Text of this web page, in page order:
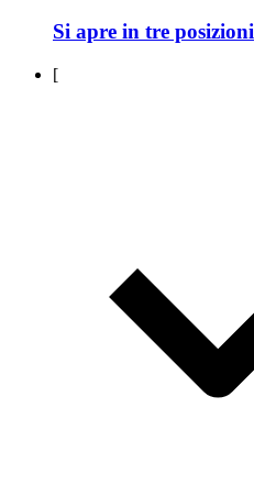
Si apre in tre posizioni
[